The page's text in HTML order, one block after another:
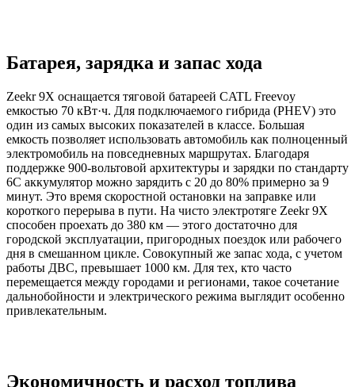
Батарея, зарядка и запас хода
Zeekr 9X оснащается тяговой батареей CATL Freevoy
емкостью 70 кВт·ч. Для подключаемого гибрида (PHEV) это
один из самых высоких показателей в классе. Большая
емкость позволяет использовать автомобиль как полноценный
электромобиль на повседневных маршрутах. Благодаря
поддержке 900-вольтовой архитектуры и зарядки по стандарту
6C аккумулятор можно зарядить с 20 до 80% примерно за 9
минут. Это время скоростной остановки на заправке или
короткого перерыва в пути. На чисто электротяге Zeekr 9X
способен проехать до 380 км — этого достаточно для
городской эксплуатации, пригородных поездок или рабочего
дня в смешанном цикле. Совокупный же запас хода, с учетом
работы ДВС, превышает 1000 км. Для тех, кто часто
перемещается между городами и регионами, такое сочетание
дальнобойности и электрического режима выглядит особенно
привлекательным.
Экономичность и расход топлива